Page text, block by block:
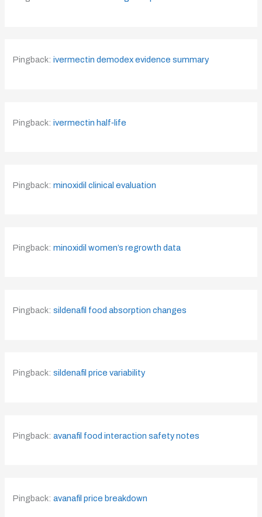
Pingback:ivermectin demodex evidence summary
Pingback:ivermectin half‑life
Pingback:minoxidil clinical evaluation
Pingback:minoxidil women’s regrowth data
Pingback:sildenafil food absorption changes
Pingback:sildenafil price variability
Pingback:avanafil food interaction safety notes
Pingback:avanafil price breakdown